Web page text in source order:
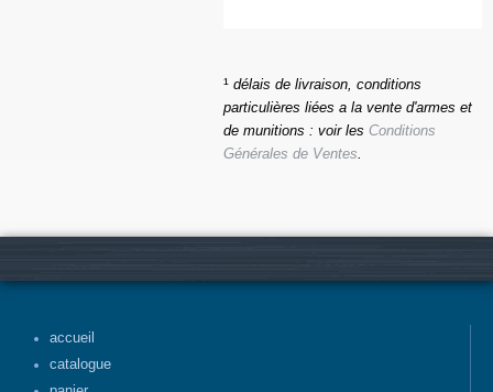
¹ délais de livraison, conditions
particulières liées a la vente d'armes et
de munitions : voir les Conditions
Générales de Ventes
accueil
catalogue